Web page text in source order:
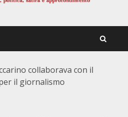
collaborava con il
il giornalismo